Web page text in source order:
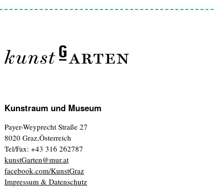
Kunstraum und Museum
Payer-Weyprecht Straße 27
8020 Graz,Österreich
Tel/Fax: +43 316 262787
kunstGarten@mur.at
facebook.com/KunstGraz
Impressum & Datenschutz